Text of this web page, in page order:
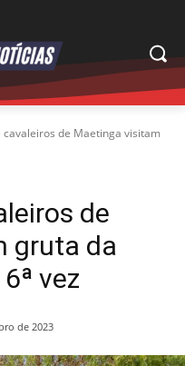
cavaleiros de Maetinga visitam
de
gruta da
vez
de 2023